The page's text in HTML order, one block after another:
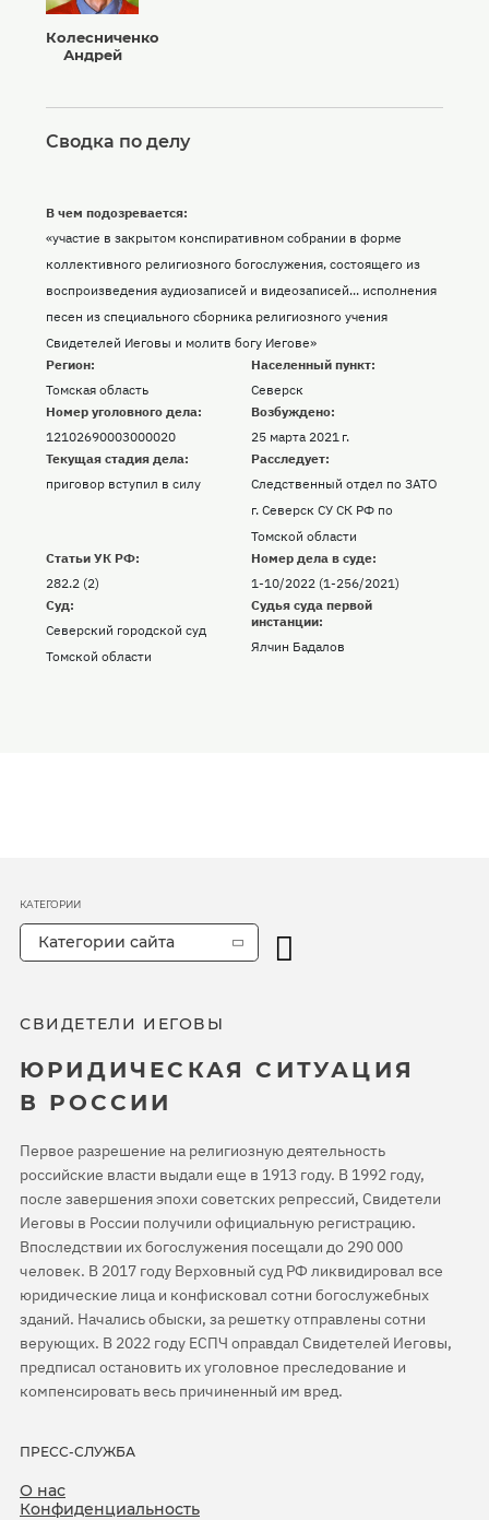
Колесниченко
Андрей
Сводка по делу
Регион:
Томская область
Населенный пункт:
Северск
В чем подозревается:
«участие в закрытом конспиративном собрании в форме
коллективного религиозного богослужения, состоящего из
воспроизведения аудиозаписей и видеозаписей... исполнения
песен из специального сборника религиозного учения
Свидетелей Иеговы и молитв богу Иегове»
Номер уголовного дела:
12102690003000020
Возбуждено:
25 марта 2021 г.
Текущая стадия дела:
приговор вступил в силу
Расследует:
Следственный отдел по ЗАТО
г. Северск СУ СК РФ по
Томской области
Статьи УК РФ:
282.2 (2)
Номер дела в суде:
1-10/2022 (1-256/2021)
Суд:
Северский городской суд
Томской области
Судья суда первой
инстанции:
Ялчин Бадалов
СВИДЕТЕЛИ ИЕГОВЫ
ЮРИДИЧЕСКАЯ СИТУАЦИЯ
В РОССИИ
Первое разрешение на религиозную деятельность
российские власти выдали еще в 1913 году. В 1992 году,
после завершения эпохи советских репрессий, Свидетели
Иеговы в России получили официальную регистрацию.
Впоследствии их богослужения посещали до 290 000
человек. В 2017 году Верховный суд РФ ликвидировал все
юридические лица и конфисковал сотни богослужебных
зданий. Начались обыски, за решетку отправлены сотни
верующих. В 2022 году ЕСПЧ оправдал Свидетелей Иеговы,
предписал остановить их уголовное преследование и
компенсировать весь причиненный им вред.
ПРЕСС-СЛУЖБА
О нас
Конфиденциальность
КАТЕГОРИИ
Категории сайта